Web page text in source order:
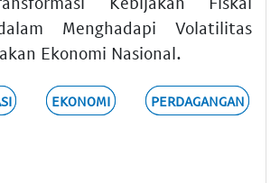
Menghadapi Volatilitas
Ekonomi Nasional.
EKONOMI PERDAGANGAN